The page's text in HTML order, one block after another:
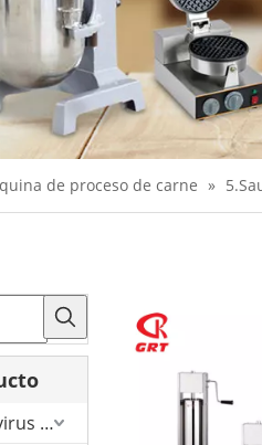
de proceso de carne »
Equipo de protección y virus de Corona.